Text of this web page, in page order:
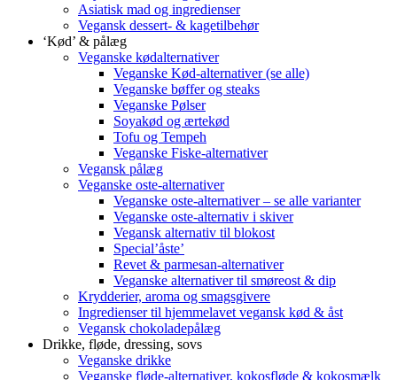
Asiatisk mad og ingredienser
Vegansk dessert- & kagetilbehør
‘Kød’ & pålæg
Veganske kødalternativer
Veganske Kød-alternativer (se alle)
Veganske bøffer og steaks
Veganske Pølser
Soyakød og ærtekød
Tofu og Tempeh
Veganske Fiske-alternativer
Vegansk pålæg
Veganske oste-alternativer
Veganske oste-alternativer – se alle varianter
Veganske oste-alternativ i skiver
Vegansk alternativ til blokost
Special’åste’
Revet & parmesan-alternativer
Veganske alternativer til smøreost & dip
Krydderier, aroma og smagsgivere
Ingredienser til hjemmelavet vegansk kød & åst
Vegansk chokoladepålæg
Drikke, fløde, dressing, sovs
Veganske drikke
Veganske fløde-alternativer, kokosfløde & kokosmælk